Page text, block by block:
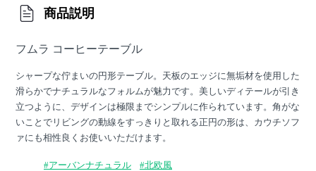
商品説明
フムラ コーヒーテーブル
シャープな佇まいの円形テーブル。天板のエッジに無垢材を使用した
滑らかでナチュラルなフォルムが魅力です。美しいディテールが引き
立つように、デザインは極限までシンプルに作られています。角がな
いことでリビングの動線をすっきりと取れる正円の形は、カウチソフ
ァにも相性良くお使いいただけます。
#アーバンナチュラル #北欧風